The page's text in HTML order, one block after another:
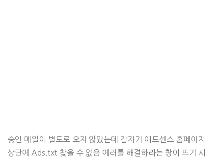
승인 메일이 별도로 오지 않았는데 갑자기 애드센스 홈페이지
상단에 Ads.txt 찾을 수 없음 에러를 해결하라는 창이 뜨기 시